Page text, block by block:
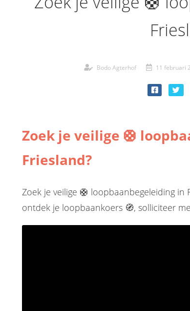
Bodo Agterhof 11 februari
Zoek je veilige 🛟
Friesland?
Zoek je veilige 🛟 loopbaanbegeleiding
ontdek je loopbaankoers 🧭, solliciteer